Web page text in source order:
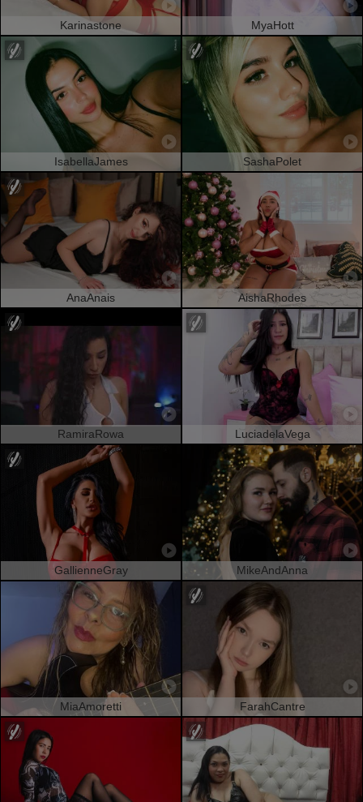
Karinastone MyaHott
IsabellaJames SashaPolet
AnaAnais AishaRhodes
RamiraRowa LuciadelaVega
GallienneGray MikeAndAnna
MiaAmoretti FarahCantre